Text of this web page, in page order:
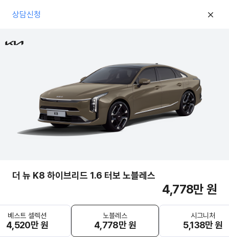
상담신청
더 뉴 K8 하이브리드 1.6 터보 노블레스
4,778만 원
베스트 셀렉션
4,520만 원
노블레스
4,778만 원
시그니처
5,138만 원